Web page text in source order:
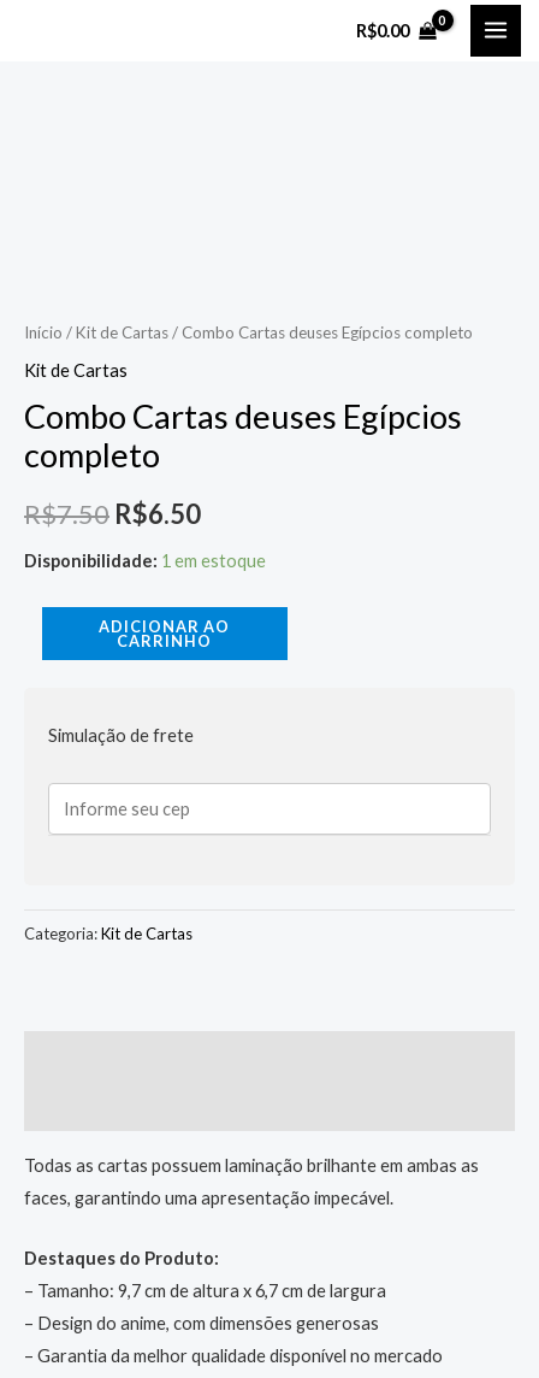
R$0.00
Início /Kit de Cartas/ Combo Cartas deuses Egípcios completo
Kit de Cartas
Combo Cartas deuses Egípcios
completo
R$7.50 R$6.50
Disponibilidade: 1 em estoque
ADICIONAR AO
CARRINHO
Simulação de frete
Categoria:Kit de Cartas
Todas as cartas possuem laminação brilhante em ambas as
faces, garantindo uma apresentação impecável.
Destaques do Produto:
– Tamanho: 9,7 cm de altura x 6,7 cm de largura
– Design do anime, com dimensões generosas
– Garantia da melhor qualidade disponível no mercado